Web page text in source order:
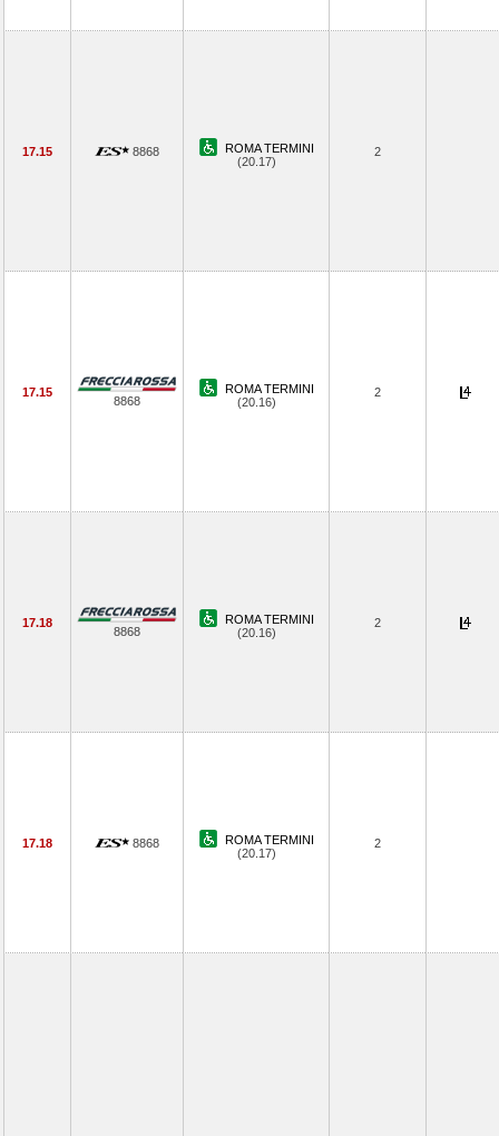
17.15 8868
ROMA TERMINI
(20.17)
2
17.15
8868
ROMA TERMINI
(20.16)
2
17.18
8868
ROMA TERMINI
(20.16)
2
17.18 8868
ROMA TERMINI
(20.17)
2